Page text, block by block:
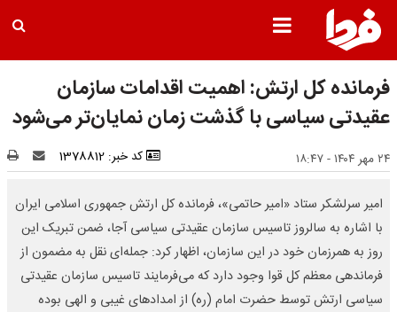
فرمانده کل ارتش: اهمیت اقدامات سازمان
عقیدتی سیاسی با گذشت زمان نمایان‌تر می‌شود
۲۴ مهر ۱۴۰۴ - ۱۸:۴۷ کد خبر: 1378812
امیر سرلشکر ستاد «امیر حاتمی»، فرمانده کل ارتش جمهوری اسلامی ایران
با اشاره به سالروز تاسیس سازمان عقیدتی سیاسی آجا، ضمن تبریک این
روز به همرزمان خود در این سازمان، اظهار کرد: جمله‌ای نقل به مضمون از
فرماندهی معظم کل قوا وجود دارد که می‌فرمایند تاسیس سازمان عقیدتی
سیاسی ارتش توسط حضرت امام (ره) از امدادهای غیبی و الهی بوده